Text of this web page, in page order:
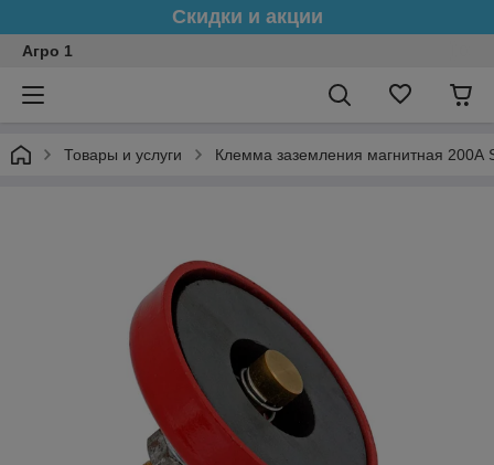
Скидки и акции
Агро 1
Товары и услуги Клемма заземления магнитная 200А